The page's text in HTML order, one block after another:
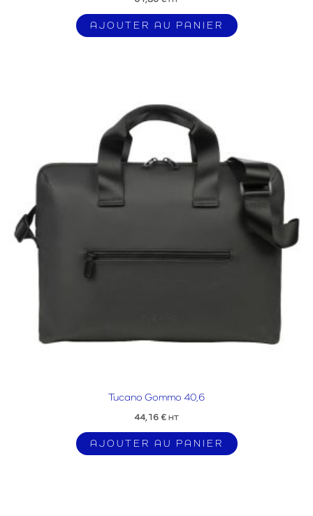
AJOUTER AU PANIER
Tucano Gommo 40,6
44,16 € HT
AJOUTER AU PANIER